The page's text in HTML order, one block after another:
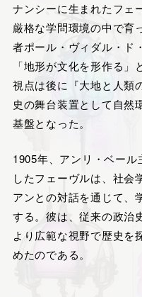
ナンシーに生まれたフェ
厳格な学問環境の中で育
者ポール・ヴィダル・ド
「地形が文化を形作る
視点は後に『大地と人類
史の舞台装置として自然
基盤となった。
1905年、アンリ・ベー
したフェーヴルは、社会
アンとの対話を通じて、
する。彼は、従来の政治
より広範な視野で歴史を
めたのである。